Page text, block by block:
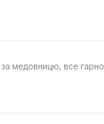
медовницю, все